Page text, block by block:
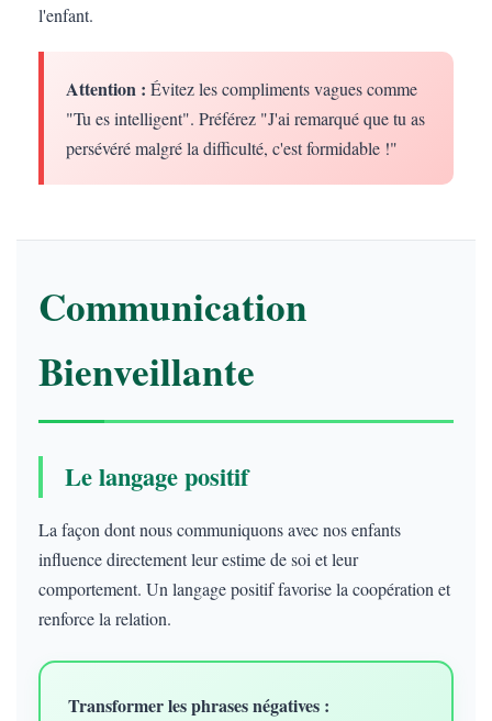
l'enfant.
Attention : Évitez les compliments vagues comme
"Tu es intelligent". Préférez "J'ai remarqué que tu as
persévéré malgré la difficulté, c'est formidable !"
Communication
Bienveillante
Le langage positif
La façon dont nous communiquons avec nos enfants
influence directement leur estime de soi et leur
comportement. Un langage positif favorise la coopération et
renforce la relation.
Transformer les phrases négatives :